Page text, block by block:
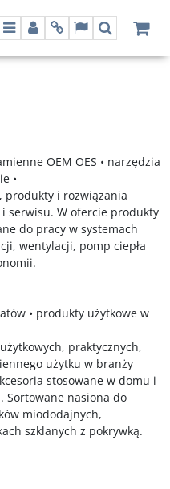
MenuPanelInfoLangSzukaj
OEM OES • narzędzia
•
produkty i rozwiązania
serwisu. W ofercie produkty
do pracy w systemach
wentylacji, pomp ciepła
• produkty użytkowe w
praktycznych,
użytku w branży
stosowane w domu i
Sortowane nasiona do
miododajnych,
szklanych z pokrywką.